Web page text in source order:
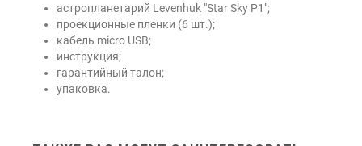
астропланетарий Levenhuk "Star Sky P1";
проекционные пленки (6 шт.);
кабель micro USB;
инструкция;
гарантийный талон;
упаковка.